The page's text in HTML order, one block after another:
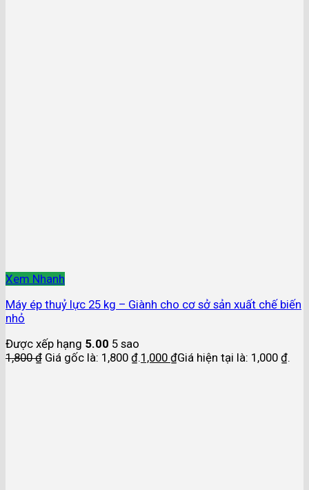
Xem Nhanh
Máy ép thuỷ lực 25 kg – Giành cho cơ sở sản xuất chế biến
nhỏ
Được xếp hạng 5.00 5 sao
1,800₫ Giá gốc là: 1,800 ₫.1,000 ₫Giá hiện tại là: 1,000 ₫.